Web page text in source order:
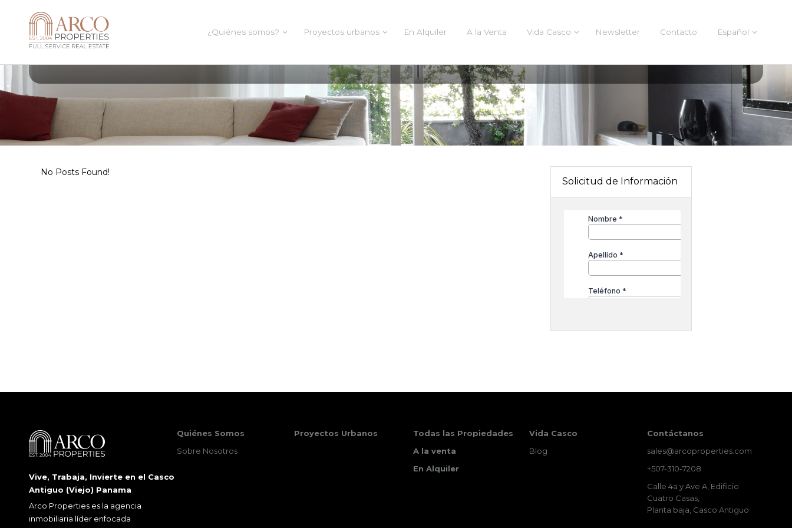
¿Quiénes somos? Proyectos urbanos En Alquiler A la Venta Vida Casco Newsletter Contacto Español
All Posts In Tag
No Posts Found!
Solicitud de Información
Vive, Trabaja, Invierte en el Casco
Antiguo (Viejo) Panama
Arco Properties es la agencia
inmobiliaria líder enfocada
Quiénes Somos
Sobre Nosotros
Proyectos Urbanos
Todas las Propiedades
A la venta
En Alquiler
Vida Casco
Blog
Contáctanos
sales@arcoproperties.com
+507-310-7208
Calle 4a y Ave A, Edificio
Cuatro Casas,
Planta baja, Casco Antiguo